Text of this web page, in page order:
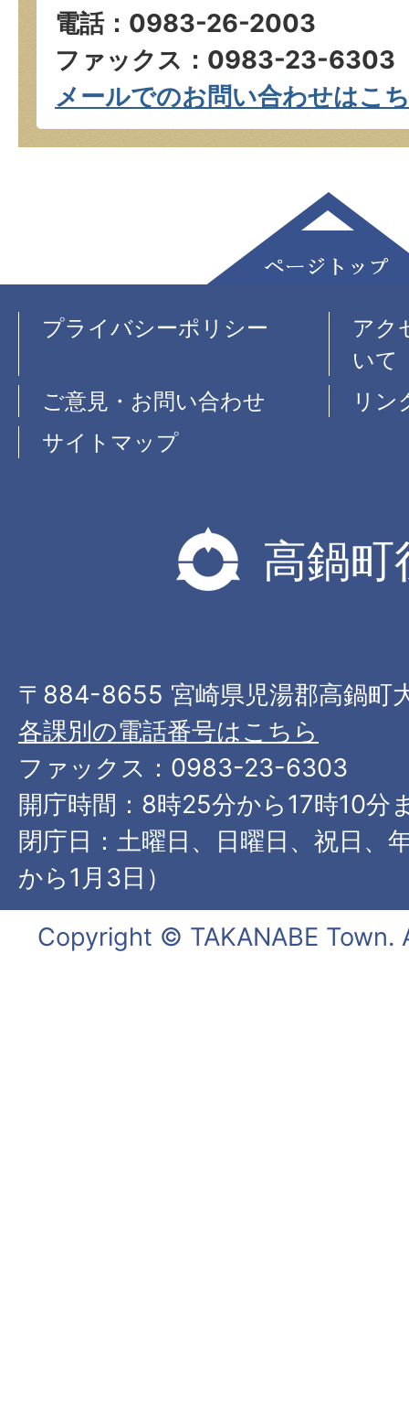
電話：0983-26-2003
ファックス：0983-23-6303
メールでのお問い合わせはこ
プライバシーポリシー
アク
いて
ご意見・お問い合わせ
リン
サイトマップ
高鍋町
〒884-8655 宮崎県児湯郡高鍋町
各課別の電話番号はこちら
ファックス：0983-23-6303
開庁時間：8時25分から17時10分
閉庁日：土曜日、日曜日、祝日、
から1月3日）
Copyright © TAKANABE Town.